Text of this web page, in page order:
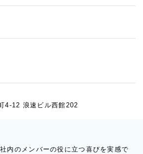
4-12 浪速ビル西館202
内のメンバーの役に立つ喜びを実感で